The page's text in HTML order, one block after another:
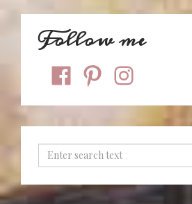
Follow me
facebookpinterestinstagram